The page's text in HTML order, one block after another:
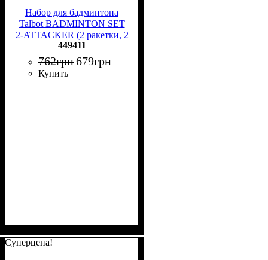
Набор для бадминтона
Talbot BADMINTON SET
2-ATTACKER (2 ракетки, 2
волана и чехол) оранжево-
голубой 449411
449411
762грн679грн
Купить
Суперцена!